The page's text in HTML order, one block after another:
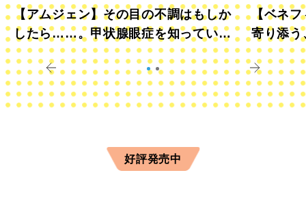
【アムジェン】その目の不調はもしか
したら……。甲状腺眼症を知っていま
すか？
【ベネフ
寄り添う
きに
好評発売中